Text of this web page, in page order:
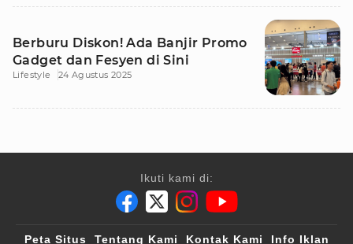
Berburu Diskon! Ada Banjir Promo
Gadget dan Fesyen di Sini
Lifestyle 24 Agustus 2025
Ikuti kami di:
Peta Situs Tentang Kami Kontak Kami Info Iklan